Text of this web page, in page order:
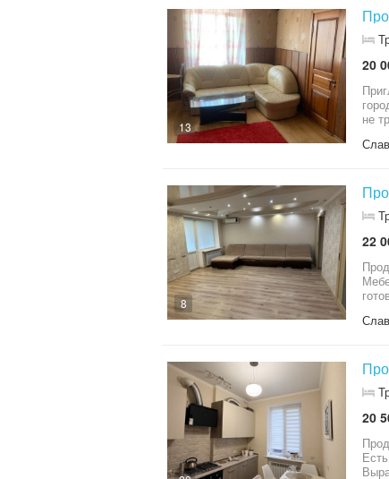
13
20
не
8
22
Мебель и
готовы идти
20